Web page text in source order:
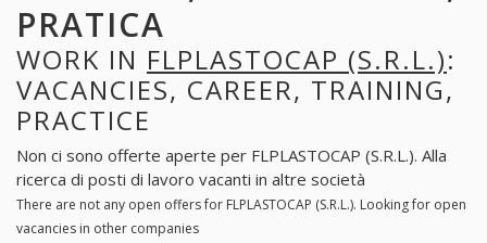
PRATICA
WORK IN FLPLASTOCAP (S.R.L.):
VACANCIES, CAREER, TRAINING,
PRACTICE
Non ci sono offerte aperte per FLPLASTOCAP (S.R.L.). Alla
ricerca di posti di lavoro vacanti in altre società
There are not any open offers for FLPLASTOCAP (S.R.L.). Looking for open
vacancies in other companies